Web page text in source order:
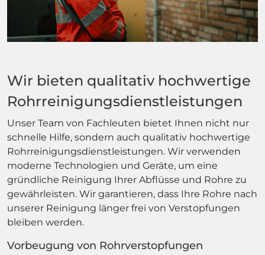
Wir bieten qualitativ hochwertige
Rohrreinigungsdienstleistungen
Unser Team von Fachleuten bietet Ihnen nicht nur
schnelle Hilfe, sondern auch qualitativ hochwertige
Rohrreinigungsdienstleistungen. Wir verwenden
moderne Technologien und Geräte, um eine
gründliche Reinigung Ihrer Abflüsse und Rohre zu
gewährleisten. Wir garantieren, dass Ihre Rohre nach
unserer Reinigung länger frei von Verstopfungen
bleiben werden.
Vorbeugung von Rohrverstopfungen